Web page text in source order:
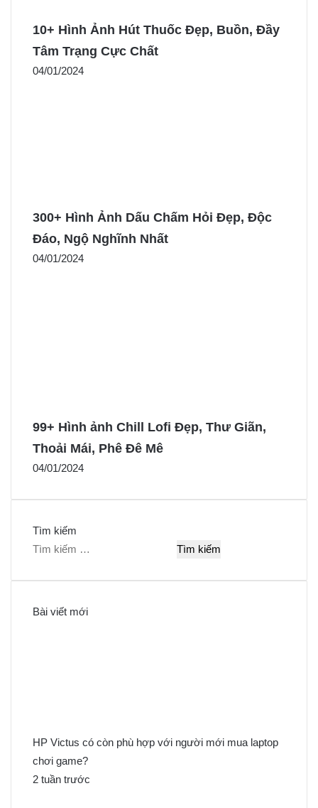
10+ Hình Ảnh Hút Thuốc Đẹp, Buồn, Đầy
Tâm Trạng Cực Chất
04/01/2024
300+ Hình Ảnh Dấu Chấm Hỏi Đẹp, Độc
Đáo, Ngộ Nghĩnh Nhất
04/01/2024
99+ Hình ảnh Chill Lofi Đẹp, Thư Giãn,
Thoải Mái, Phê Đê Mê
04/01/2024
Tìm kiếm
T
Bài viết mới
HP Victus có còn phù hợp với người mới mua laptop
chơi game?
2 tuần trước